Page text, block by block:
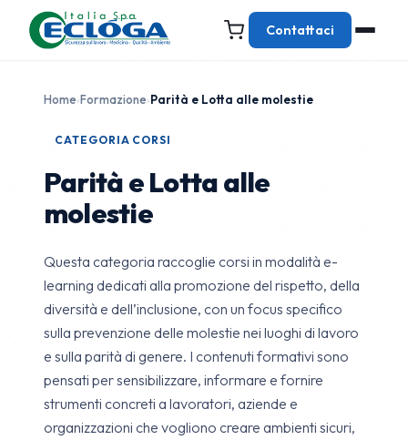
Contattaci
Home›Formazione›Parità e Lotta alle molestie
CATEGORIA CORSI
Parità e Lotta alle
molestie
Questa categoria raccoglie corsi in modalità e-
learning dedicati alla promozione del rispetto, della
diversità e dell’inclusione, con un focus specifico
sulla prevenzione delle molestie nei luoghi di lavoro
e sulla parità di genere. I contenuti formativi sono
pensati per sensibilizzare, informare e fornire
strumenti concreti a lavoratori, aziende e
organizzazioni che vogliono creare ambienti sicuri,